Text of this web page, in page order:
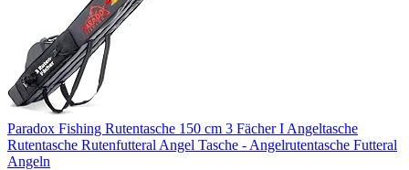
Paradox Fishing Rutentasche 150 cm 3 Fächer I Angeltasche
Rutentasche Rutenfutteral Angel Tasche - Angelrutentasche Futteral
Angeln